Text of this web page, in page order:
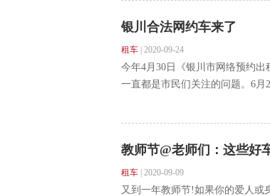
银川合法网约车来了
租车| 2020-09-24
今年4月30日《银川市网络预约
一直都是市民们关注的问题。6月
教师节@老师们：这些好
租车| 2020-09-09
又到一年教师节!如果你的爱人或